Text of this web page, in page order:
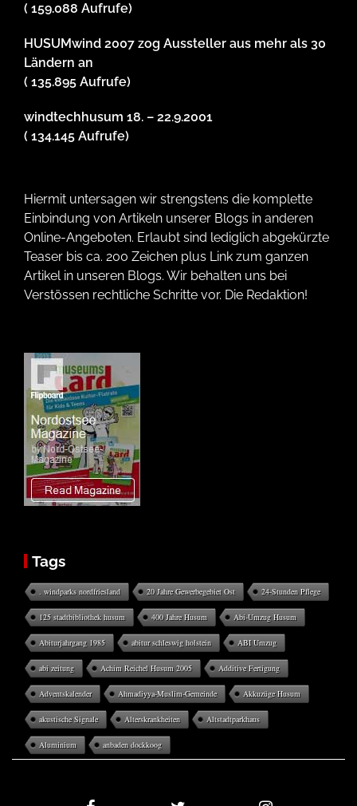
( 159.088 Aufrufe)
HUSUMwind 2007 zog Aussteller aus mehr als 30
Ländern an
( 135.895 Aufrufe)
windtechhusum 18. – 22.9.2001
( 134.145 Aufrufe)
Hiermit untersagen wir strengstens die komplette
Einbindung von Artikeln unserer Blogs in anderen
Online-Angeboten. Erlaubt sind lediglich abgekürzte
Teaser bis ca. 200 Zeichen plus Link zum ganzen
Artikel in unseren Blogs. Wir behalten uns bei
Verstössen rechtliche Schritte vor. Die Redaktion!
Tags
. windparks nordfriesland 20 Jahre Gewerbegebiet Ost 24-Stunden Pflege
125 stadtbibliothek husum 400 Jahre Husum Abi-Umzug Husum
Abiturjahrgang 1985 abitur schleswig holstein ABI Umzug
abi zeitung Achim Reichel Husum 2005 Additive Fertigung
Adventskalender Ahmadiyya-Muslim-Gemeinde Akkuzüge Husum
akustische Signale Alterskrankheiten Altstadtparkhaus
Aluminium anbaden dockkoog